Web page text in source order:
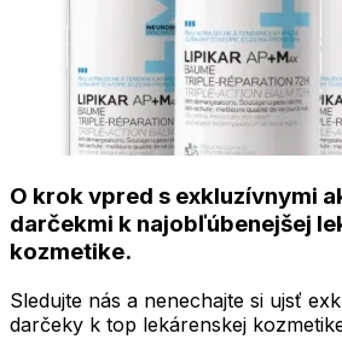
O krok vpred s exkluzívnymi
darčekmi k najobľúbenejšej
kozmetike.
Sledujte nás a nenechajte si ujsť
darčeky k top lekárenskej